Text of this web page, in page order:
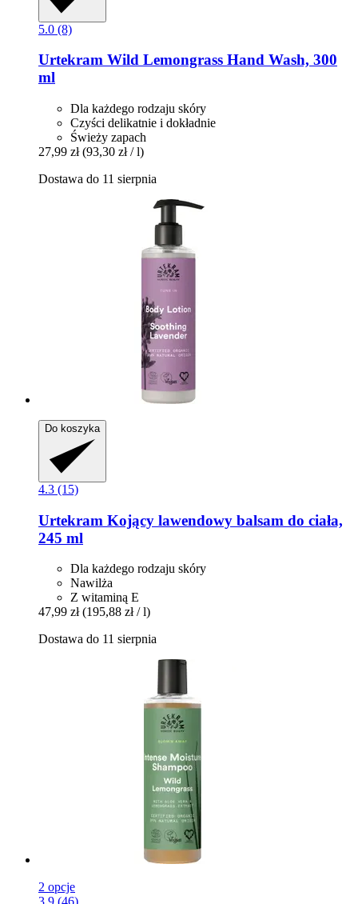
5.0 (8)
Urtekram Wild Lemongrass Hand Wash, 300
ml
Dla każdego rodzaju skóry
Czyści delikatnie i dokładnie
Świeży zapach
27,99 zł (93,30 zł / l)
Dostawa do 11 sierpnia
Do koszyka
4.3 (15)
Urtekram Kojący lawendowy balsam do ciała,
245 ml
Dla każdego rodzaju skóry
Nawilża
Z witaminą E
47,99 zł (195,88 zł / l)
Dostawa do 11 sierpnia
2 opcje